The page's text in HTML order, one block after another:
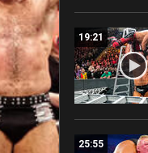
19:21
25:55